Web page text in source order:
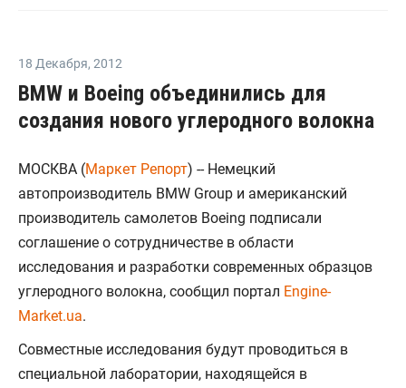
18 Декабря, 2012
BMW и Boeing объединились для
создания нового углеродного волокна
МОСКВА (Маркет Репорт) -- Немецкий
автопроизводитель BMW Group и американский
производитель самолетов Boeing подписали
соглашение о сотрудничестве в области
исследования и разработки современных образцов
углеродного волокна, сообщил портал Engine-
Market.ua.
Совместные исследования будут проводиться в
специальной лаборатории, находящейся в